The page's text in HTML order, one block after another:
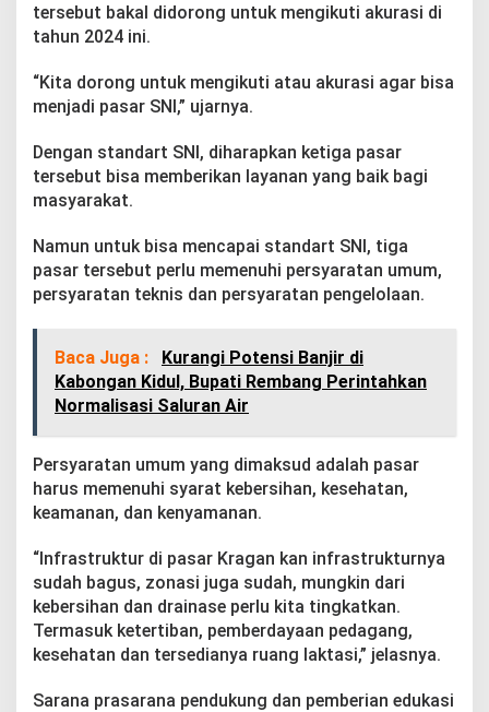
a
a
s
o
n
a
n
d
n
i
a
tersebut bakal didorong untuk mengikuti akurasi di
tahun 2024 ini.
“Kita dorong untuk mengikuti atau akurasi agar bisa
menjadi pasar SNI,” ujarnya.
Dengan standart SNI, diharapkan ketiga pasar
tersebut bisa memberikan layanan yang baik bagi
masyarakat.
Namun untuk bisa mencapai standart SNI, tiga
pasar tersebut perlu memenuhi persyaratan umum,
persyaratan teknis dan persyaratan pengelolaan.
Baca Juga :
Kurangi Potensi Banjir di
Kabongan Kidul, Bupati Rembang Perintahkan
Normalisasi Saluran Air
Persyaratan umum yang dimaksud adalah pasar
harus memenuhi syarat kebersihan, kesehatan,
keamanan, dan kenyamanan.
“Infrastruktur di pasar Kragan kan infrastrukturnya
sudah bagus, zonasi juga sudah, mungkin dari
kebersihan dan drainase perlu kita tingkatkan.
Termasuk ketertiban, pemberdayaan pedagang,
kesehatan dan tersedianya ruang laktasi,” jelasnya.
Sarana prasarana pendukung dan pemberian edukasi